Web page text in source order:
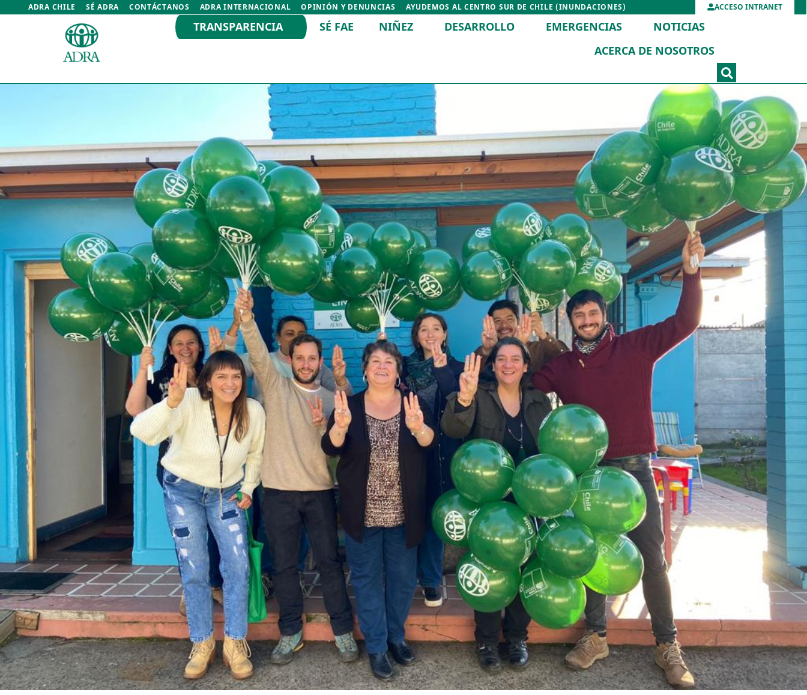
ADRA CHILE SÉ ADRA CONTÁCTANOS ADRA INTERNACIONAL OPINIÓN Y DENUNCIAS AYUDEMOS AL CENTRO SUR DE CHILE (INUNDACIONES) ACCESO INTRANET
TRANSPARENCIA SÉ FAE NIÑEZ DESARROLLO EMERGENCIAS
NOTICIAS
ACERCA DE NOSOTROS